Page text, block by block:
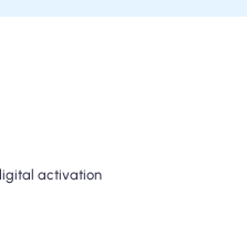
activation